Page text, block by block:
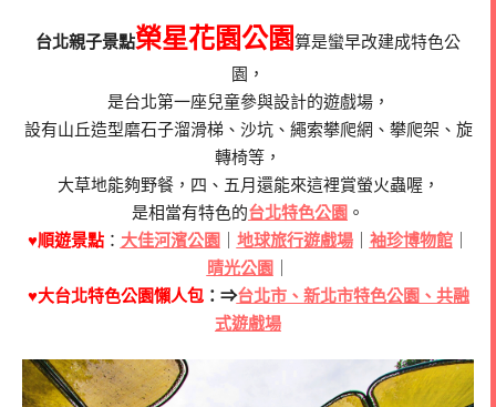
台北親子景點榮星花園公園算是蠻早改建成特色公
園，
是台北第一座兒童參與設計的遊戲場，
設有山丘造型磨石子溜滑梯、沙坑、繩索攀爬網、攀爬架、旋
轉椅等，
大草地能夠野餐，四、五月還能來這裡賞螢火蟲喔，
是相當有特色的台北特色公園 。
♥順遊景點： 大佳河濱公園 地球旅行遊戲場｜ 袖珍博物館｜
晴光公園
♥大台北特色公園懶人包：⇒台北市、新北市特色公園、共融
式遊戲場